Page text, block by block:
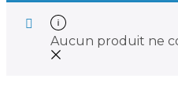
Aucun produit ne